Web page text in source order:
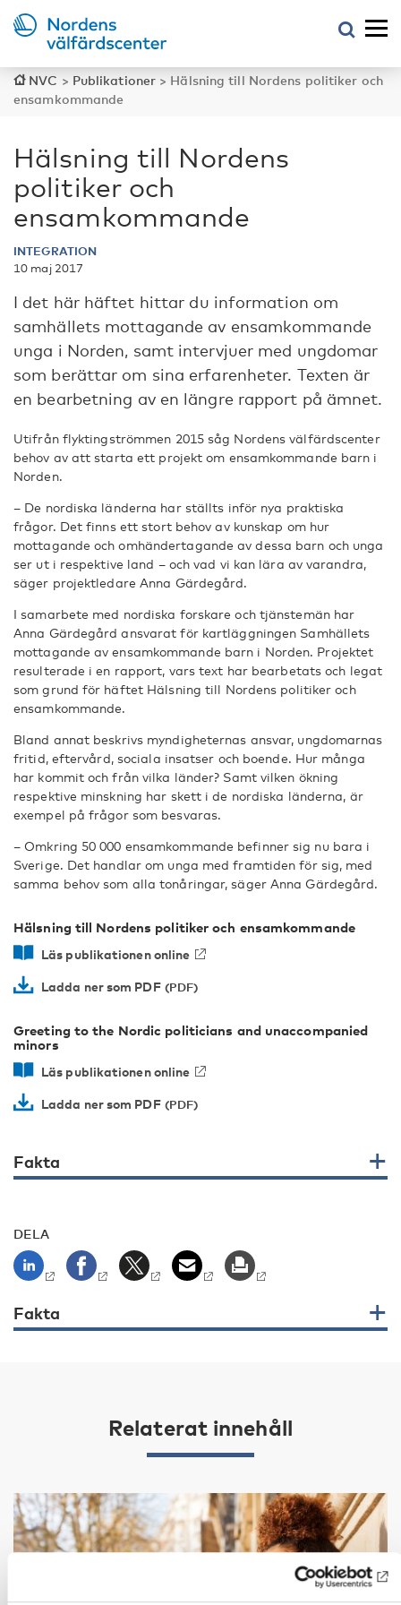
NVC > Publikationer > Hälsning till Nordens politiker och
ensamkommande
Hälsning till Nordens
politiker och
ensamkommande
INTEGRATION
10 maj 2017
I det här häftet hittar du information om
samhällets mottagande av ensamkommande
unga i Norden, samt intervjuer med ungdomar
som berättar om sina erfarenheter. Texten är
en bearbetning av en längre rapport på ämnet.
Utifrån flyktingströmmen 2015 såg Nordens välfärdscenter
behov av att starta ett projekt om ensamkommande barn i
Norden.
– De nordiska länderna har ställts inför nya praktiska
frågor. Det finns ett stort behov av kunskap om hur
mottagande och omhändertagande av dessa barn och unga
ser ut i respektive land – och vad vi kan lära av varandra,
säger projektledare Anna Gärdegård.
I samarbete med nordiska forskare och tjänstemän har
Anna Gärdegård ansvarat för kartläggningen Samhällets
mottagande av ensamkommande barn i Norden. Projektet
resulterade i en rapport, vars text har bearbetats och legat
som grund för häftet Hälsning till Nordens politiker och
ensamkommande.
Bland annat beskrivs myndigheternas ansvar, ungdomarnas
fritid, eftervård, sociala insatser och boende. Hur många
har kommit och från vilka länder? Samt vilken ökning
respektive minskning har skett i de nordiska länderna, är
exempel på frågor som besvaras.
– Omkring 50 000 ensamkommande befinner sig nu bara i
Sverige. Det handlar om unga med framtiden för sig, med
samma behov som alla tonåringar, säger Anna Gärdegård.
Hälsning till Nordens politiker och ensamkommande
Läs publikationen online
Ladda ner som PDF
Greeting to the Nordic politicians and unaccompanied
minors
Läs publikationen online
Ladda ner som PDF
Fakta
DELA
Fakta
Relaterat innehåll